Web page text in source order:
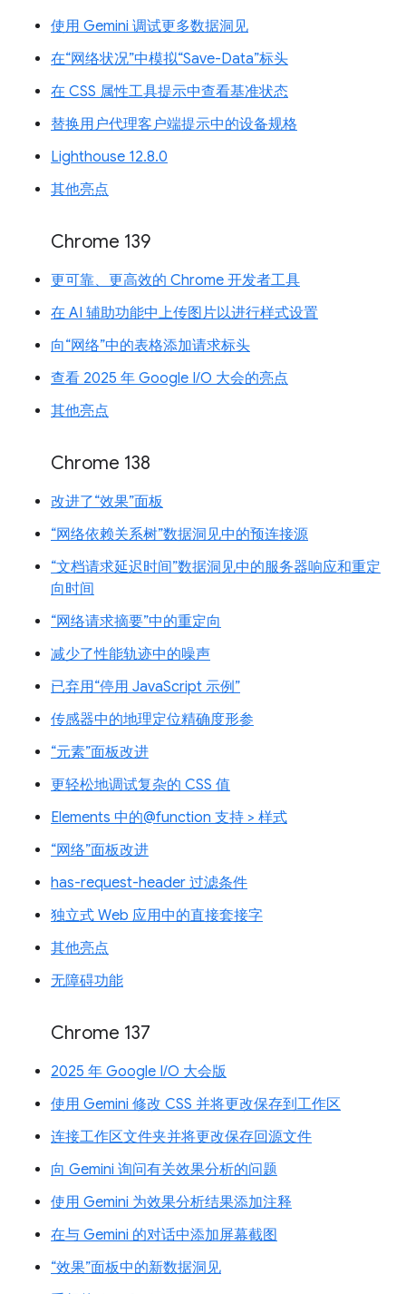
使用 Gemini 调试更多数据洞见
在“网络状况”中模拟“Save-Data”标头
在 CSS 属性工具提示中查看基准状态
替换用户代理客户端提示中的设备规格
Lighthouse 12.8.0
其他亮点
Chrome 139
更可靠、更高效的 Chrome 开发者工具
在 AI 辅助功能中上传图片以进行样式设置
向“网络”中的表格添加请求标头
查看 2025 年 Google I/O 大会的亮点
其他亮点
Chrome 138
改进了“效果”面板
“网络依赖关系树”数据洞见中的预连接源
“文档请求延迟时间”数据洞见中的服务器响应和重定
向时间
“网络请求摘要”中的重定向
减少了性能轨迹中的噪声
已弃用“停用 JavaScript 示例”
传感器中的地理定位精确度形参
“元素”面板改进
更轻松地调试复杂的 CSS 值
Elements 中的@function 支持 > 样式
“网络”面板改进
has-request-header 过滤条件
独立式 Web 应用中的直接套接字
其他亮点
无障碍功能
Chrome 137
2025 年 Google I/O 大会版
使用 Gemini 修改 CSS 并将更改保存到工作区
连接工作区文件夹并将更改保存回源文件
向 Gemini 询问有关效果分析的问题
使用 Gemini 为效果分析结果添加注释
在与 Gemini 的对话中添加屏幕截图
“效果”面板中的新数据洞见